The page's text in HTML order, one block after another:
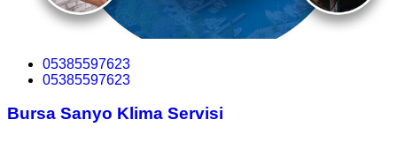
05385597623
05385597623
Bursa Sanyo Klima Servisi